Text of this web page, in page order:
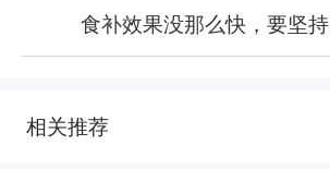
食补效果没那么快，要坚持
相关推荐